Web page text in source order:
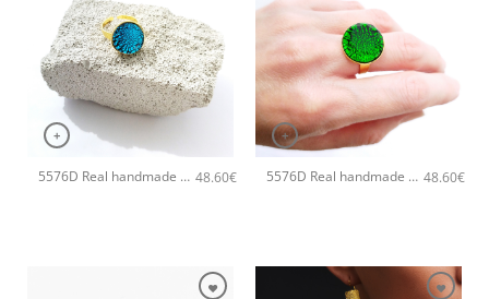
+
5576D Real handmade small χειροποίητο δαχτυλιδι Catherine bijoux Τυρκουάζ 48.60€
+
5576D Real handmade small χειροποίητο δαχτυλιδι Catherine bijoux Πράσινο 48.60€